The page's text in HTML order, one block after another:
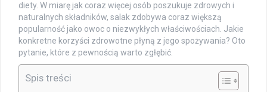
diety. W miarę jak coraz więcej osób poszukuje zdrowych i
naturalnych składników, salak zdobywa coraz większą
popularność jako owoc o niezwykłych właściwościach. Jakie
konkretne korzyści zdrowotne płyną z jego spożywania? Oto
pytanie, które z pewnością warto zgłębić.
Spis treści